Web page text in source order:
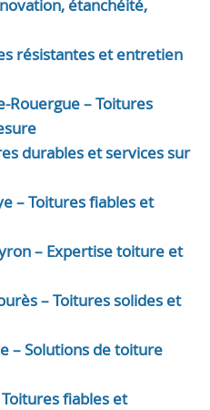
étanchéité,
résistantes et entretien
Rouergue – Toitures
durables et services sur
– Toitures fiables et
– Expertise toiture et
– Toitures solides et
– Solutions de toiture
fiables et